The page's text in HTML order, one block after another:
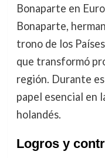
Bonaparte en
Bonaparte,
trono de los
que transformó
región. Durante
papel esencial en
holandés.
Logros y